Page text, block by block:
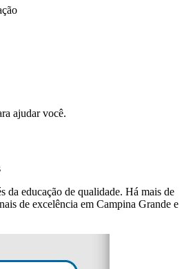
ajudar você.
da educação de qualidade. Há mais de
de excelência em Campina Grande e